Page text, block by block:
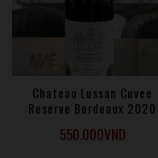
Chateau Lussan Cuvee
Reserve Bordeaux 2020
550.000VND